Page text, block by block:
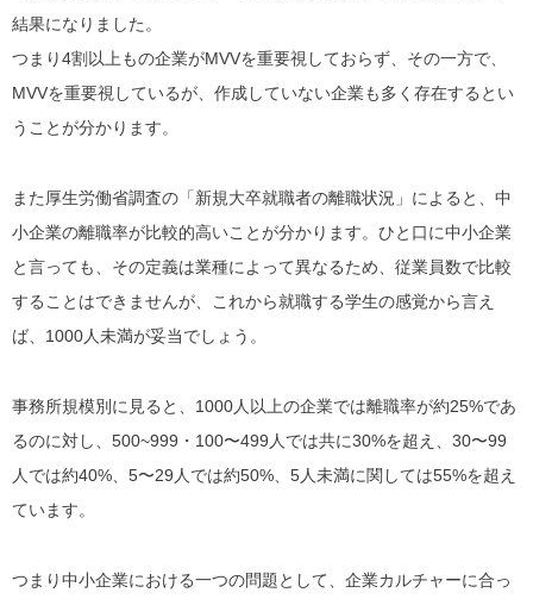
結果になりました。
つまり4割以上もの企業がMVVを重要視しておらず 、その一方で、
MVVを重要視しているが、作成していない企業も多く存在する とい
うことが分かります。
また厚生労働省調査の「新規大卒就職者の離職状況」によると、 中
小企業の離職率が比較的高いことが分かります。 ひと口に中小企業
と言っても、その定義は業種によって異なるため、従業員数で比較
することはできませんが、これから就職する学生の感覚から言え
ば、1000人未満が妥当でしょう。
事務所規模別に見ると、1000人以上の企業では離職率が約25%であ
るのに対し、 500~999・100〜499人では共に30%を超え、 30〜99
人では約40%
5〜29人では約50% 5人未満に関しては55%を超え
ています。
つまり中小企業における一つの問題として、 企業カルチャーに合っ